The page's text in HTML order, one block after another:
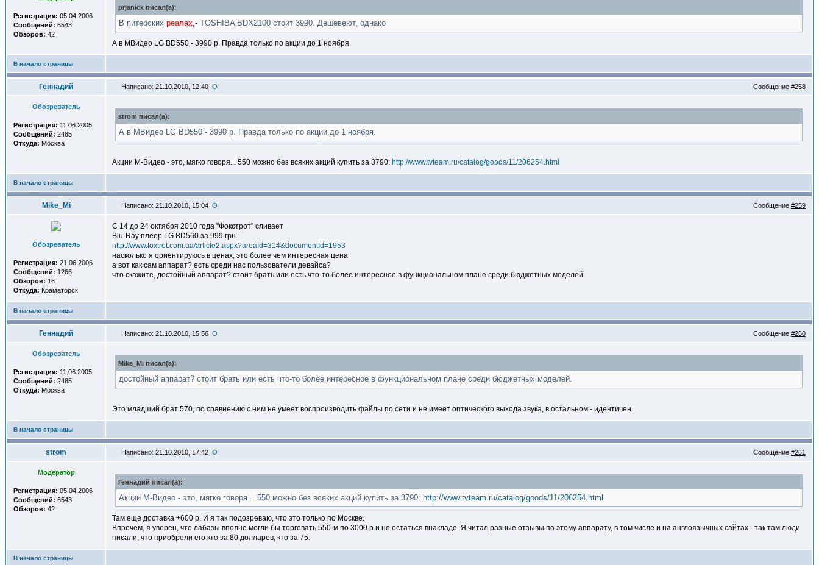
Регистрация: 05.04.2006
Сообщений: 6543
Обзоров: 42
prjanick писал(a):
В питерских реалах,- TOSHIBA BDX2100 стоит 3990. Дешевеют, однако
А в МВидео LG BD550 - 3990 р. Правда только по акции до 1 ноября.
В начало страницы
Геннадий Написано: 21.10.2010, 12:40 Сообщение #258
Обозреватель
Регистрация: 11.06.2005
Сообщений: 2485
Откуда: Москва
strom писал(a):
А в МВидео LG BD550 - 3990 р. Правда только по акции до 1 ноября.
Акции М-Видео - это, мягко говоря... 550 можно без всяких акций купить за 3790: http://www.tvteam.ru/catalog/goods/11/206254.html
В начало страницы
Mike_Mi Написано: 21.10.2010, 15:04 Сообщение #259
Обозреватель
Регистрация: 21.06.2006
Сообщений: 1266
Обзоров: 16
Откуда: Краматорск
С 14 до 24 октября 2010 года "Фокстрот" сливает
Blu-Ray плеер LG BD560 за 999 грн.
http://www.foxtrot.com.ua/article2.aspx?areaId=314&documentId=1953
насколько я ориентируюсь в ценах, это более чем интересная цена
а вот как сам аппарат? есть среди нас пользователи девайса?
что скажите, достойный аппарат? стоит брать или есть что-то более интересное в функциональном плане среди бюджетных моделей.
В начало страницы
Геннадий Написано: 21.10.2010, 15:56 Сообщение #260
Обозреватель
Регистрация: 11.06.2005
Сообщений: 2485
Откуда: Москва
Mike_Mi писал(a):
достойный аппарат? стоит брать или есть что-то более интересное в функциональном плане среди бюджетных моделей.
Это младший брат 570, по сравнению с ним не умеет воспроизводить файлы по сети и не имеет оптического выхода звука, в остальном - идентичен.
В начало страницы
strom Написано: 21.10.2010, 17:42 Сообщение #261
Модератор
Регистрация: 05.04.2006
Сообщений: 6543
Обзоров: 42
Геннадий писал(a):
Акции М-Видео - это, мягко говоря... 550 можно без всяких акций купить за 3790: http://www.tvteam.ru/catalog/goods/11/206254.html
Там еще доставка +600 р. И я так подозреваю, что это только по Москве.
Впрочем, я уверен, что лабазы вполне могли бы торговать 550-м по 3000 р и не остаться внакладе. Я читал разные отзывы по этому аппарату, в том числе и на англоязычных сайтах - так там люди
писали, что приобрели его кто за 80 долларов, кто за 75.
В начало страницы